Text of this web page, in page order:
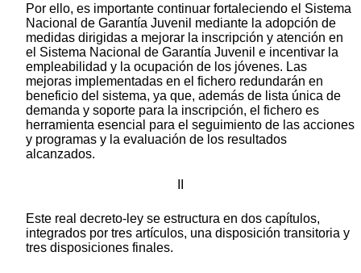
Por ello, es importante continuar fortaleciendo el Sistema
Nacional de Garantía Juvenil mediante la adopción de
medidas dirigidas a mejorar la inscripción y atención en
el Sistema Nacional de Garantía Juvenil e incentivar la
empleabilidad y la ocupación de los jóvenes. Las
mejoras implementadas en el fichero redundarán en
beneficio del sistema, ya que, además de lista única de
demanda y soporte para la inscripción, el fichero es
herramienta esencial para el seguimiento de las acciones
y programas y la evaluación de los resultados
alcanzados.
Este real decreto-ley se estructura en dos capítulos,
integrados por tres artículos, una disposición transitoria y
tres disposiciones finales.